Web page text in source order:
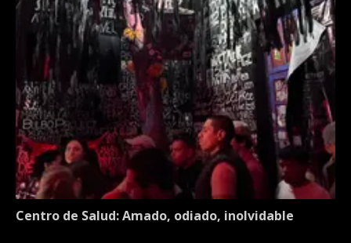
Centro de Salud: Amado, odiado, inolvidable